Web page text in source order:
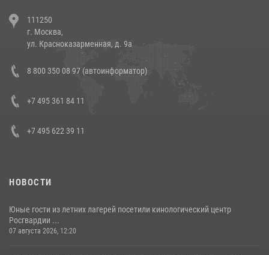
напавших на бригаду скорой помощи (видео)
14 июля 2026, 12:20
В Росгвардии прошла военно-научная конференция по обобщению
боевого опыта
111250
г. Москва,
ул. Красноказарменная, д. 9а
8 800 350 08 97 (автоинформатор)
+7 495 361 84 11
+7 495 622 39 11
НОВОСТИ
Юные гости из летних лагерей посетили кинологический центр
Росгвардии ...
07 августа 2026, 12:20